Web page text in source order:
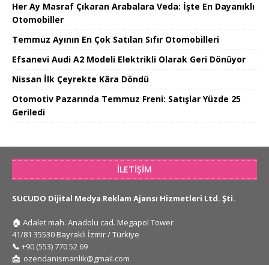
Her Ay Masraf Çıkaran Arabalara Veda: İşte En Dayanıklı
Otomobiller
Temmuz Ayının En Çok Satılan Sıfır Otomobilleri
Efsanevi Audi A2 Modeli Elektrikli Olarak Geri Dönüyor
Nissan İlk Çeyrekte Kâra Döndü
Otomotiv Pazarında Temmuz Freni: Satışlar Yüzde 25
Geriledi
İLETIŞIM
SUCUDO Dijital Medya Reklam Ajansı Hizmetleri Ltd. Şti.
🏠 Adalet mah. Anadolu cad. Megapol Tower
41/81 35530 Bayraklı İzmir / Türkiye
📞 +90 (553) 770 52 69
📩 ozendanismanlik@gmail.com